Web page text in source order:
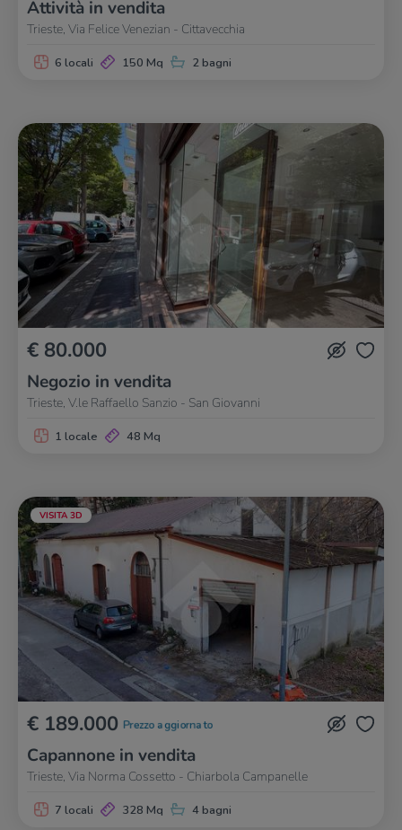
Attività in vendita
Trieste, Via Felice Venezian - Cittavecchia
6 locali 150 Mq 2 bagni
€ 80.000
Negozio in vendita
Trieste, V.le Raffaello Sanzio - San Giovanni
1 locale 48 Mq
VISITA 3D
€ 189.000 Prezzo aggiornato
Capannone in vendita
Trieste, Via Norma Cossetto - Chiarbola Campanelle
7 locali 328 Mq 4 bagni